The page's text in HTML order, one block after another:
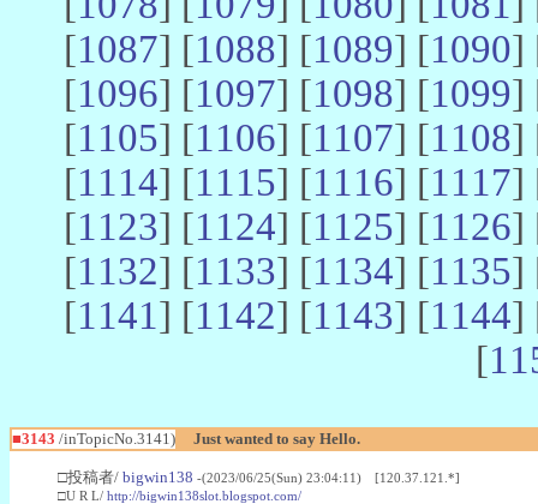
[1087] [1088] [1089] [1090]
[1096] [1097] [1098] [1099]
[1105] [1106] [1107] [1108]
[1114] [1115] [1116] [1117]
[1123] [1124] [1125] [1126]
[1132] [1133] [1134] [1135]
[1141] [1142] [1143] [1144]
[
■3143 /inTopicNo.3141) Just wanted to say Hello.
□投稿者/ bigwin138 -(2023/06/25(Sun) 23:04:11) [120.37.121.*]
□U R L/ http://bigwin138slot.blogspot.com/